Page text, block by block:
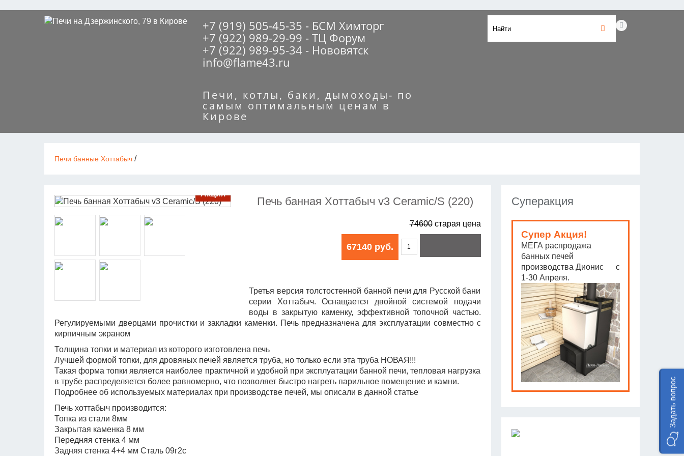
+7 (919) 505-45-35 - БСМ Химторг
+7 (922) 989-29-99 - ТЦ Форум
+7 (922) 989-95-34 - Нововятск
info@flame43.ru
Печи, котлы, баки, дымоходы- по
самым оптимальным ценам в
Кирове
Печи банные Хоттабыч /
Акция
Печь банная Хоттабыч v3 Сeramic/S (220)
74600старая цена
67140 руб.
Третья версия толстостенной банной печи для Русской бани
серии Хоттабыч. Оснащается двойной системой подачи
воды в закрытую каменку, эффективной топочной частью.
Регулируемыми дверцами прочистки и закладки каменки. Печь предназначена для эксплуатации совместно с
кирпичным экраном
Толщина топки и материал из которого изготовлена печь
Лучшей формой топки, для дровяных печей является труба, но только если эта труба НОВАЯ!!!
Такая форма топки является наиболее практичной и удобной при эксплуатации банной печи, тепловая нагрузка
в трубе распределяется более равномерно, что позволяет быстро нагреть парильное помещение и камни.
Подробнее об используемых материалах при производстве печей, мы описали в данной статье
Печь хоттабыч производится:
Топка из стали 8мм
Закрытая каменка 8 мм
Передняя стенка 4 мм
Задняя стенка 4+4 мм Сталь 09г2с
Суперакция
Супер Акция!
МЕГА распродажа
банных печей
производства Дионис с
1-30 Апреля.
Задать вопрос